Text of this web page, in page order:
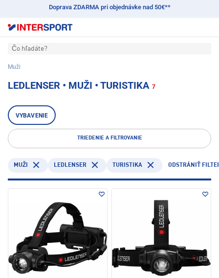
Doprava ZDARMA pri objednávke nad 50€**
Čo hľadáte?
Muži
LEDLENSER • MUŽI • TURISTIKA 7
VYBAVENIE
TRIEDENIE A FILTROVANIE
MUŽI LEDLENSER TURISTIKA ODSTRÁNIŤ